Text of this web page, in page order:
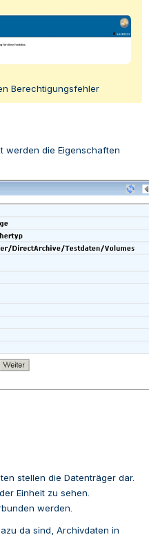
Berechtigungsfehler
werden die Eigenschaften
stellen die Datenträger dar.
Einheit zu sehen.
werden.
da sind, Archivdaten in